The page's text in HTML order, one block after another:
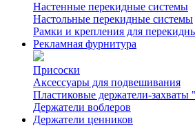
Настенные перекидные системы
Настольные перекидные системы
Рамки и крепления для
Рекламная фурнитура
Присоски
Аксессуары для подвешивания
Пластиковые держатели-
Держатели воблеров
Держатели ценников